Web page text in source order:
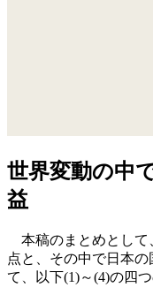
世界変動の中
益
本稿のまとめとして
点と、その中で日本
て、以下(1)～(4)の四